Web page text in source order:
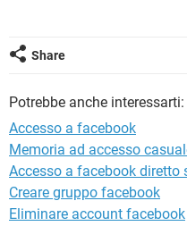
HARDWARE
INSTAGRAM
HARDWARE
Share
Potrebbe anche interessarti:
Accesso a facebook
Memoria ad accesso
Accesso a facebook diretto
Creare gruppo facebook
Eliminare account facebook